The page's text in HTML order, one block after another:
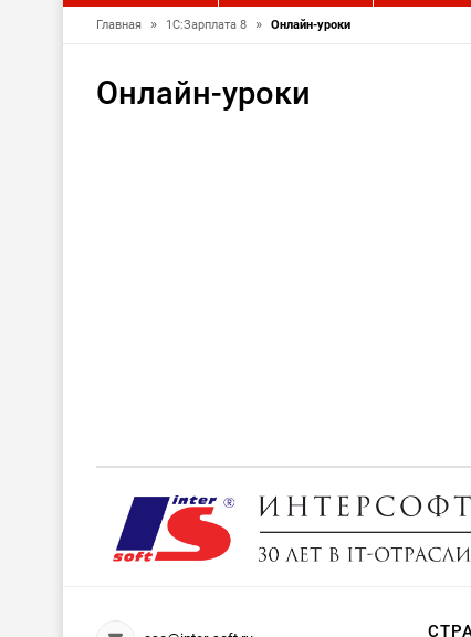
Главная » 1С:Зарплата 8 » Онлайн-уроки
Онлайн-уроки